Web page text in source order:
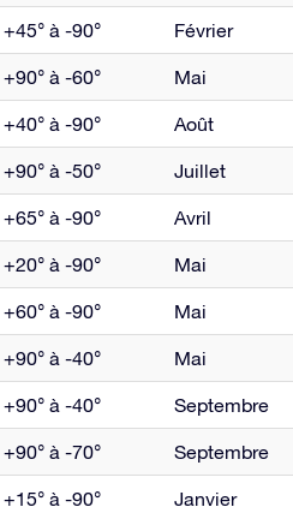
+45° à -90° Février
+90° à -60° Mai
+40° à -90° Août
+90° à -50° Juillet
+65° à -90° Avril
+20° à -90° Mai
+60° à -90° Mai
+90° à -40° Mai
+90° à -40° Septembre
+90° à -70° Septembre
+15° à -90° Janvier